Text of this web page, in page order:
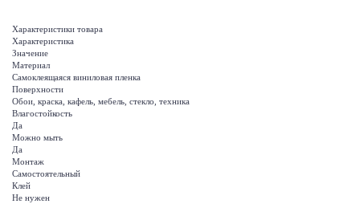
Характеристики товара
Характеристика
Значение
Материал
Самоклеящаяся виниловая пленка
Поверхности
Обои, краска, кафель, мебель, стекло, техника
Влагостойкость
Да
Можно мыть
Да
Монтаж
Самостоятельный
Клей
Не нужен